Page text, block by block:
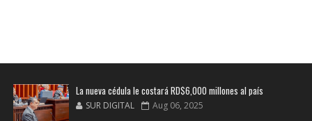
La nueva cédula le costará RD$6,000 millones al país
SUR DIGITAL Aug 06, 2025